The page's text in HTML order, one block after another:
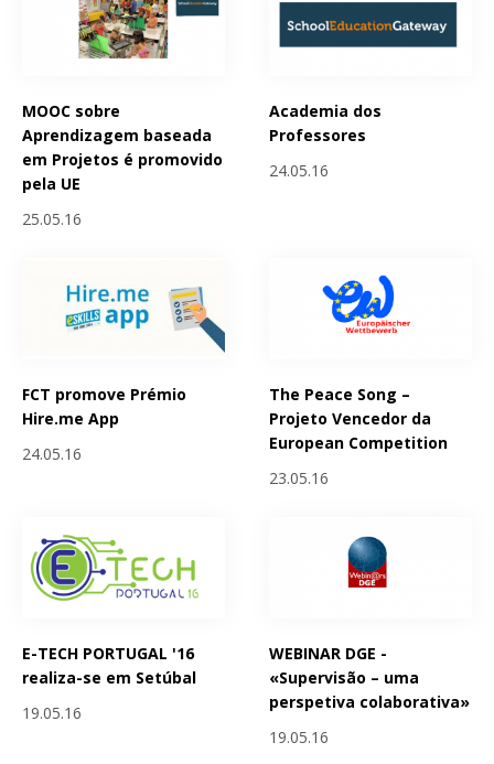
MOOC sobre
Aprendizagem baseada
em Projetos é promovido
pela UE
25.05.16
Academia dos
Professores
24.05.16
FCT promove Prémio
Hire.me App
24.05.16
The Peace Song –
Projeto Vencedor da
European Competition
23.05.16
E-TECH PORTUGAL '16
realiza-se em Setúbal
19.05.16
WEBINAR DGE -
«Supervisão – uma
perspetiva colaborativa»
19.05.16